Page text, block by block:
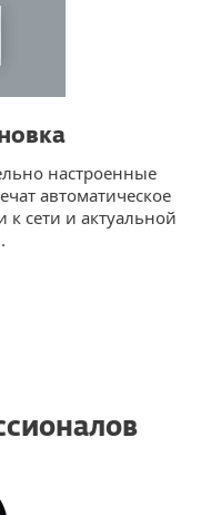
настроенные
автоматическое
сети и актуальной